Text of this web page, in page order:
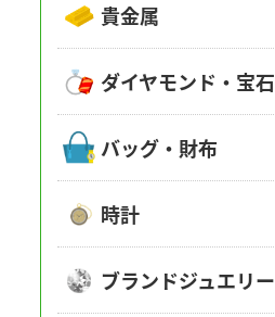
貴金属
ダイヤモンド・宝石
バッグ・財布
時計
ブランドジュエリー